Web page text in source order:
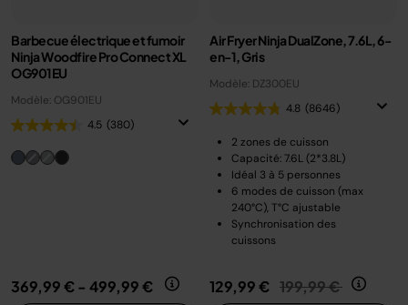
Barbecue électrique et fumoir
Ninja Woodfire Pro Connect XL
OG901EU
Modèle: OG901EU
4.5 (380)
369,99 €- 499,99 €
Air Fryer Ninja DualZone, 7.6L, 6-
en-1, Gris
Modèle: DZ300EU
4.8 (8646)
2 zones de cuisson
Capacité: 7.6L (2*3.8L)
Idéal 3 à 5 personnes
6 modes de cuisson (max
240°C), T°C ajustable
Synchronisation des
cuissons
129,99 € Prix réduit de
199,99 € au